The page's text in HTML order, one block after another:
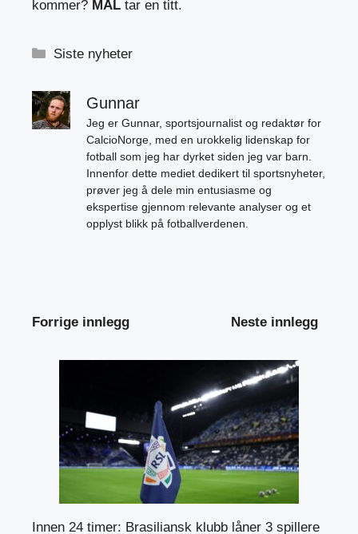
kommer? MÅL tar en titt.
Kategorier
Siste nyheter
Gunnar
Jeg er Gunnar, sportsjournalist og redaktør for
CalcioNorge, med en urokkelig lidenskap for
fotball som jeg har dyrket siden jeg var barn.
Innenfor dette mediet dedikert til sportsnyheter,
prøver jeg å dele min entusiasme og
ekspertise gjennom relevante analyser og et
opplyst blikk på fotballverdenen.
Forrige innlegg Neste innlegg
Innen 24 timer: Brasiliansk klubb låner 3 spillere